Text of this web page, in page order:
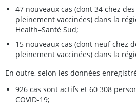
47 nouveaux cas (dont 34 chez
pleinement vaccinées) dans la
Health–Santé Sud;
15 nouveaux cas (dont neuf chez
pleinement vaccinées) dans la
En outre, selon les données
926 cas sont actifs et 60 308
COVID-19;